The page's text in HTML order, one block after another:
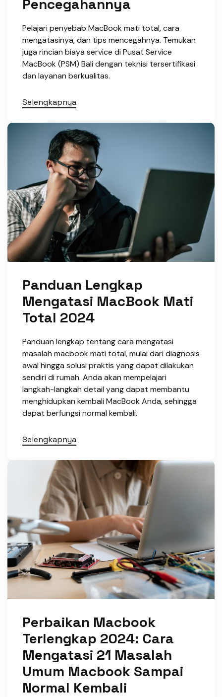
Pencegahannya
Pelajari penyebab MacBook mati total, cara
mengatasinya, dan tips mencegahnya. Temukan
juga rincian biaya service di Pusat Service
MacBook (PSM) Bali dengan teknisi tersertifikasi
dan layanan berkualitas.
Selengkapnya
Panduan Lengkap
Mengatasi MacBook Mati
Total 2024
Panduan lengkap tentang cara mengatasi
masalah macbook mati total, mulai dari diagnosis
awal hingga solusi praktis yang dapat dilakukan
sendiri di rumah. Anda akan mempelajari
langkah-langkah detail yang dapat membantu
menghidupkan kembali MacBook Anda, sehingga
dapat berfungsi normal kembali.
Selengkapnya
Perbaikan Macbook
Terlengkap 2024: Cara
Mengatasi 21 Masalah
Umum Macbook Sampai
Normal Kembali